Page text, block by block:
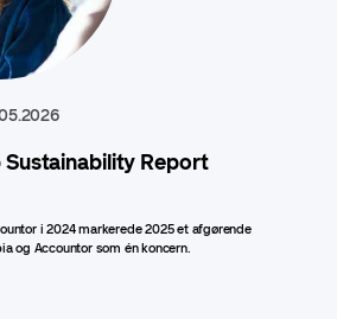
Sustainability Report
i 2024 markerede 2025 et afgørende
og Accountor som én koncern.